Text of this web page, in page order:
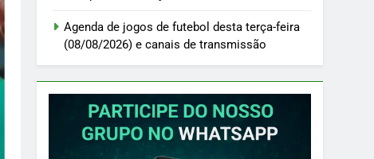
Agenda de jogos de futebol desta terça-feira
(08/08/2026) e canais de transmissão